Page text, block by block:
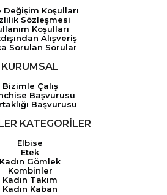
Değişim Koşulları
Sözleşmesi
Koşulları
Alışveriş
Sorulan Sorular
KURUMSAL
Bizimle Çalış
Başvurusu
Başvurusu
KATEGORİLER
Elbise
Etek
Kadın Gömlek
Kombinler
Kadın Takım
Kadın Kaban